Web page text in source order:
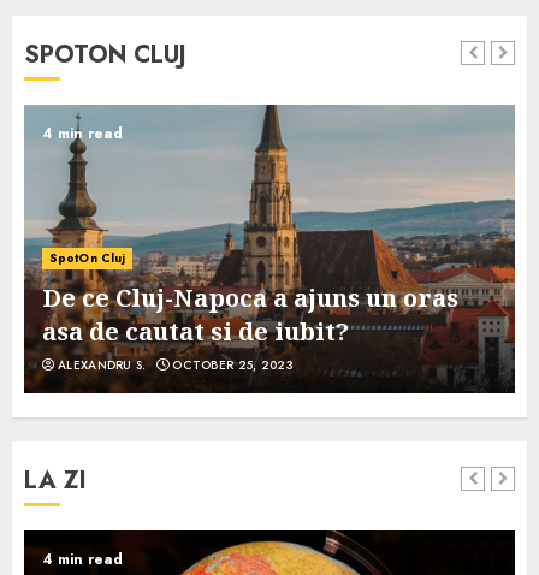
SPOTON CLUJ
4 min read
SpotOn Cluj
De ce Cluj-Napoca a ajuns un oras
asa de cautat si de iubit?
ALEXANDRU S. OCTOBER 25, 2023
LA ZI
4 min read